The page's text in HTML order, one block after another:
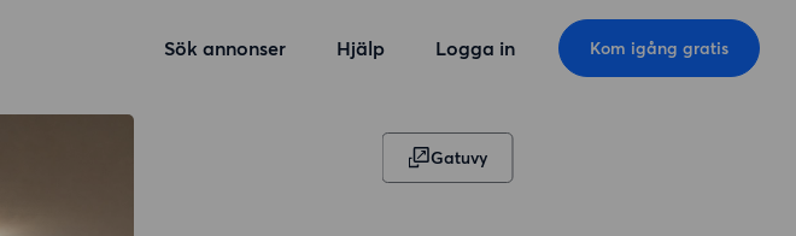
Sök annonser Hjälp Logga in Kom igång gratis
Gatuvy